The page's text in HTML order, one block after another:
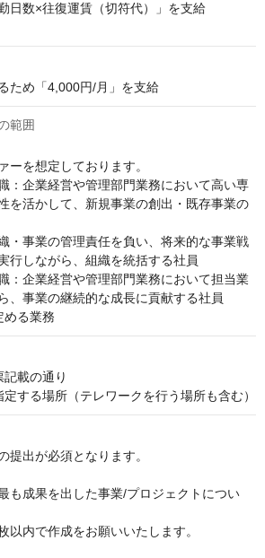
日数×往復運賃（切符代）」を支給
ため「4,000円/月」を支給
範囲
ーを想定しております。
：企業経営や管理部門業務において高い専
を活かして、新規事業の創出・既存事業の
・事業の管理責任を負い、将来的な事業戦
行しながら、組織を統括する社員
：企業経営や管理部門業務において担当業
、事業の継続的な成長に貢献する社員
める業務
載の通り
する場所（テレワークを行う場所も含む）
提出が必須となります。
も成果を出した事業/プロジェクトについ
以内で作成をお願いいたします。